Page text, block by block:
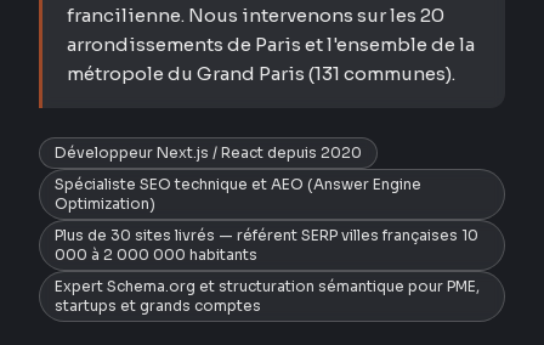
francilienne. Nous intervenons sur les 20
arrondissements de Paris et l'ensemble de la
métropole du Grand Paris (131 communes).
Développeur Next.js / React depuis 2020
Spécialiste SEO technique et AEO (Answer Engine
Optimization)
Plus de 30 sites livrés — référent SERP villes françaises 10
000 à 2 000 000 habitants
Expert Schema.org et structuration sémantique pour PME,
startups et grands comptes